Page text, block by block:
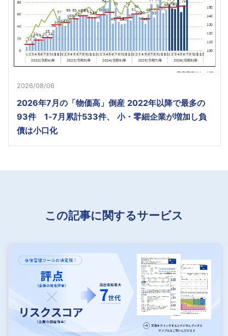
2026/08/06
2026年7月の「物価高」倒産 2022年以降で最多の
93件 1-7月累計533件、 小・零細企業が増加し負
債は小口化
この記事に関するサービス